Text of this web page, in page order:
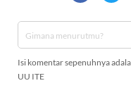
Isi komentar sepenuhnya
UU ITE